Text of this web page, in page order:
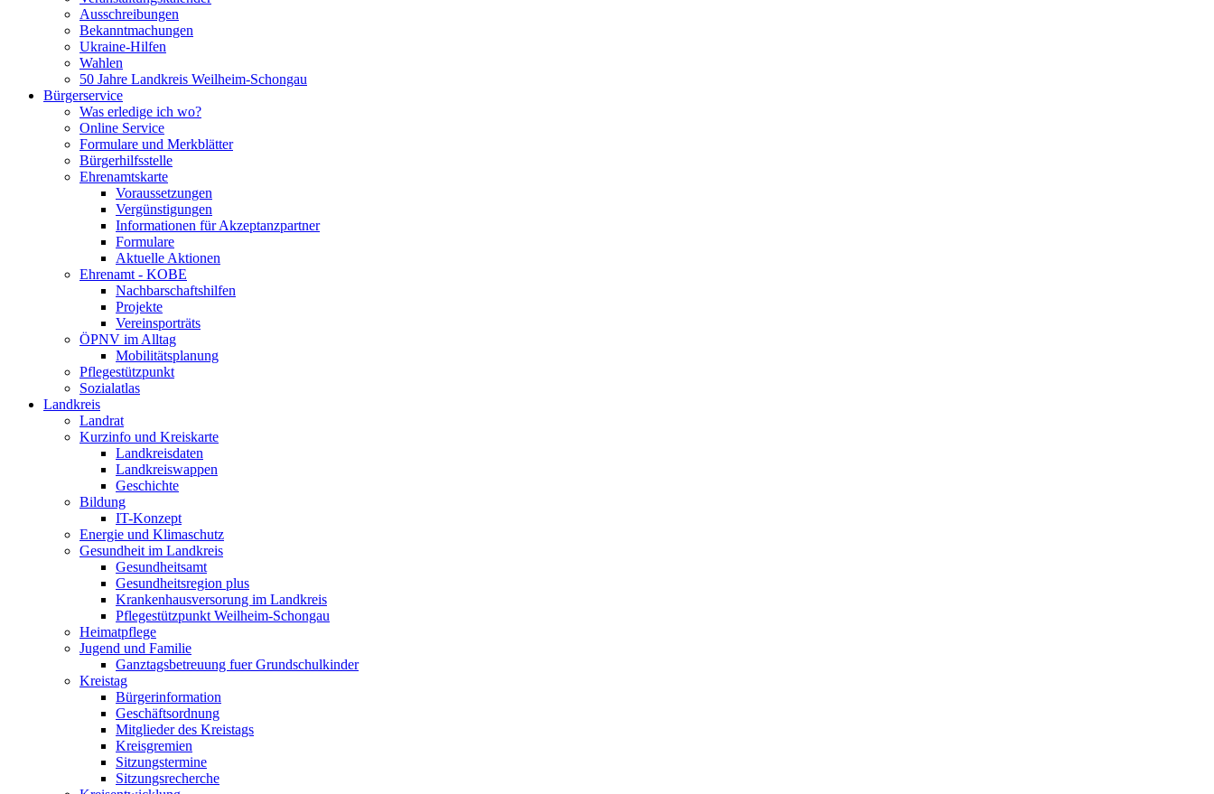
Ausschreibungen
Bekanntmachungen
Ukraine-Hilfen
Wahlen
50 Jahre Landkreis Weilheim-Schongau
Bürgerservice
Was erledige ich wo?
Online Service
Formulare und Merkblätter
Bürgerhilfsstelle
Ehrenamtskarte
Voraussetzungen
Vergünstigungen
Informationen für Akzeptanzpartner
Formulare
Aktuelle Aktionen
Ehrenamt - KOBE
Nachbarschaftshilfen
Projekte
Vereinsporträts
ÖPNV im Alltag
Mobilitätsplanung
Pflegestützpunkt
Sozialatlas
Landkreis
Landrat
Kurzinfo und Kreiskarte
Landkreisdaten
Landkreiswappen
Geschichte
Bildung
IT-Konzept
Energie und Klimaschutz
Gesundheit im Landkreis
Gesundheitsamt
Gesundheitsregion plus
Krankenhausversorung im Landkreis
Pflegestützpunkt Weilheim-Schongau
Heimatpflege
Jugend und Familie
Ganztagsbetreuung fuer Grundschulkinder
Kreistag
Bürgerinformation
Geschäftsordnung
Mitglieder des Kreistags
Kreisgremien
Sitzungstermine
Sitzungsrecherche